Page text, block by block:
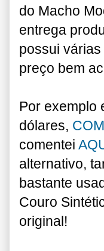
do Macho
entrega
possui
preço bem
Por exemplo
dólares,
comentei
alternativo,
bastante
Couro
original!